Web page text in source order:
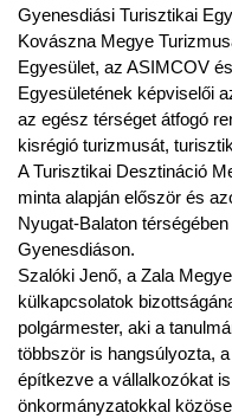
Gyenesdiási Turisztikai
Kovászna Megye
Egyesület, az ASIMCOV
Egyesületének képviselői
az egész térséget átfogó
kisrégió turizmusát,
A Turisztikai Desztináció
minta alapján először és
Nyugat-Balaton
Gyenesdiáson.
Szalóki Jenő, a Zala
külkapcsolatok
polgármester, aki a
többször is hangsúlyozta,
építkezve a vállalkozókat
önkormányzatokkal